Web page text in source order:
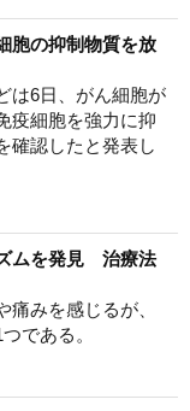
胞の抑制物質を放
は6日、がん細胞が
疫細胞を強力に抑
確認したと発表し
ムを発見 治療法
みを感じるが、
である。